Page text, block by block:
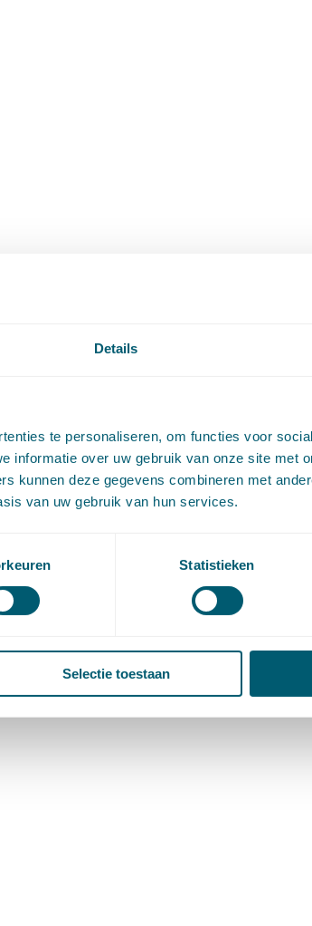
Details
te personaliseren, om functies voor
informatie over uw gebruik van onze site met
kunnen deze gegevens combineren met
van uw gebruik van hun services.
Statistieken
Selectie toestaan